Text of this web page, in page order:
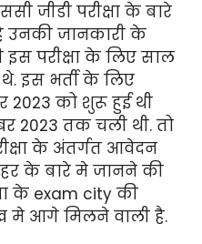
जीडी परीक्षा के बारे
उनकी जानकारी के
परीक्षा के लिए साल
इस भर्ती के लिए
2023 को शुरू हुई थी
2023 तक चली थी. तो
के अंतर्गत आवेदन
के बारे मे जानने की
के exam city की
मे आगे मिलने वाली है.